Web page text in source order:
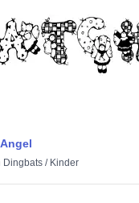
Dingbats/ Kinder